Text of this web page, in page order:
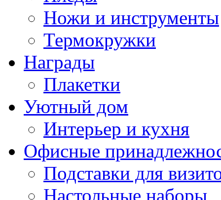
Ножи и инструменты
Термокружки
Награды
Плакетки
Уютный дом
Интерьер и кухня
Офисные
Подставки для
Настольные наборы